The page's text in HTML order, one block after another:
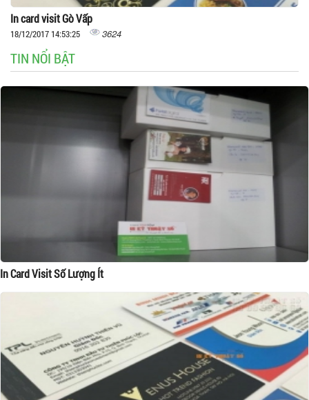
In card visit Gò Vấp
18/12/2017 14:53:25 3624
TIN NỔI BẬT
In Card Visit Số Lượng Ít